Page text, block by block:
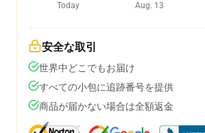
Today
Aug. 13
安全な取引
世界中どこでもお届け
すべての小包に追跡番号を提供
商品が届かない場合は全額返金